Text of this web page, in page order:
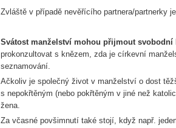
Zvláště v případě nevěřícího partnera/partnerky
Svátost manželství mohou přijmout svobodní
prokonzultovat s knězem, zda je církevní
seznamování.
Ačkoliv je společný život v manželství o dost
s nepokřtěným (nebo pokřtěným v jiné než
žena.
Za včasné povšimnutí také stojí, když např.